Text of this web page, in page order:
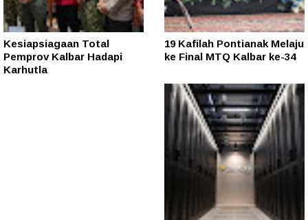
Kesiapsiagaan Total
Pemprov Kalbar Hadapi
Karhutla
19 Kafilah Pontianak Melaju
ke Final MTQ Kalbar ke-34